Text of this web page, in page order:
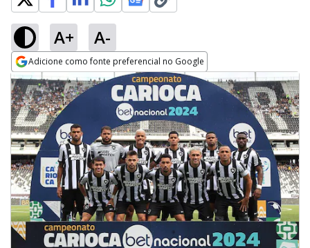
A+ A-
Adicione como fonte preferencial no Google
Opens in new window